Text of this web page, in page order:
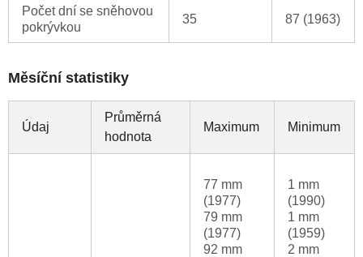
Počet dní se sněhovou
pokrývkou
35 87 (1963)
Měsíční statistiky
Údaj
Průměrná
hodnota
Maximum Minimum
77 mm
(1977)
79 mm
(1977)
92 mm
1 mm
(1990)
1 mm
(1959)
2 mm